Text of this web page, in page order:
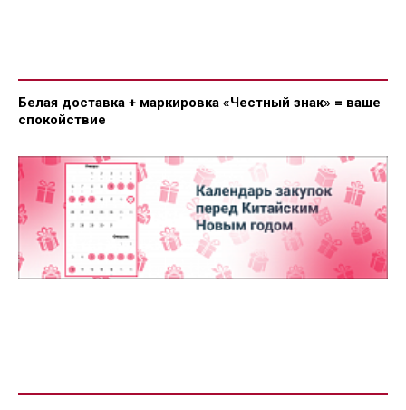
Белая доставка + маркировка «Честный знак» = ваше
спокойствие